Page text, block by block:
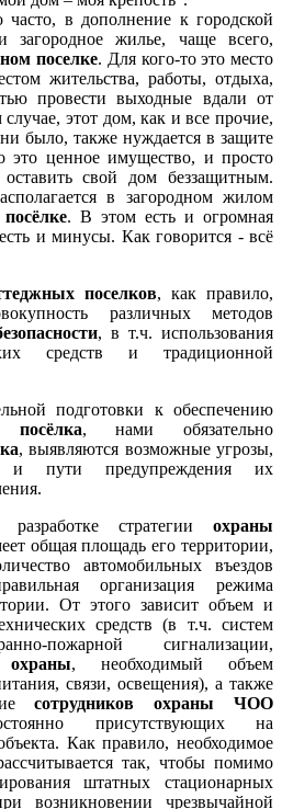
в дополнение к городской
жилье, чаще всего,
поселке. Для кого-то это место
жительства, работы, отдыха,
провести выходные вдали от
этот дом, как и все прочие,
было, также нуждается в защите
ценное имущество, и просто
свой дом беззащитным.
в загородном жилом
. В этом есть и огромная
и минусы. Как говорится - всё
поселков, как правило,
различных методов
, в т.ч. использования
средств и традиционной
подготовки к обеспечению
, нами обязательно
, выявляются возможные угрозы,
и пути предупреждения их
стратегии охраны
общая площадь его территории,
автомобильных въездов
организация режима
От этого зависит объем и
средств (в т.ч. систем
пожарной сигнализации,
охраны, необходимый объем
связи, освещения), а также
сотрудников охраны ЧОО
присутствующих на
Как правило, необходимое
так, чтобы помимо
штатных стационарных
возникновении чрезвычайной